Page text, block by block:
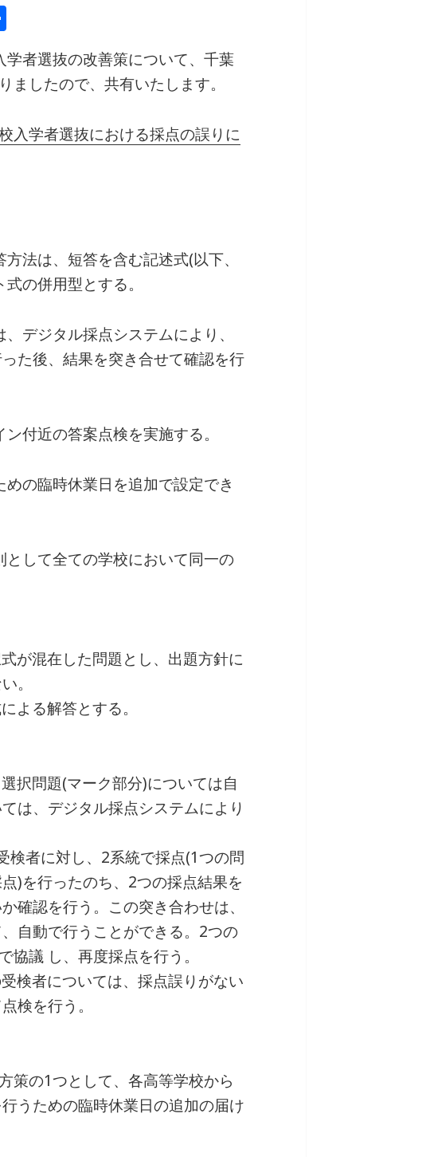
共
有者選抜の改善策について、千葉
したので、共有いたします。
入学者選抜における採点の誤りに
法は、短答を含む記述式(以下、
の併用型とする。
デジタル採点システムにより、
た後、結果を突き合せて確認を行
付近の答案点検を実施する。
めの臨時休業日を追加で設定でき
として全ての学校において同一の
が混在した問題とし、出題方針に
。
よる解答とする。
択問題(マーク部分)については自
は、デジタル採点システムにより
検者に対し、2系統で採点(1つの問
)を行ったのち、2つの採点結果を
確認を行う。この突き合わせは、
自動で行うことができる。2つの
議 し、再度採点を行う。
検者については、採点誤りがない
検を行う。
策の1つとして、各高等学校から
うための臨時休業日の追加の届け